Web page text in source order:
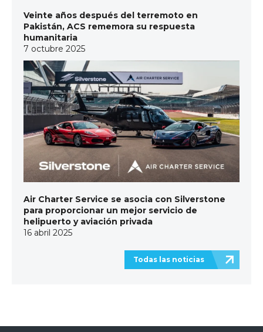
Veinte años después del terremoto en
Pakistán, ACS rememora su respuesta
humanitaria
7 octubre 2025
Air Charter Service se asocia con Silverstone
para proporcionar un mejor servicio de
helipuerto y aviación privada
16 abril 2025
Todas las noticias